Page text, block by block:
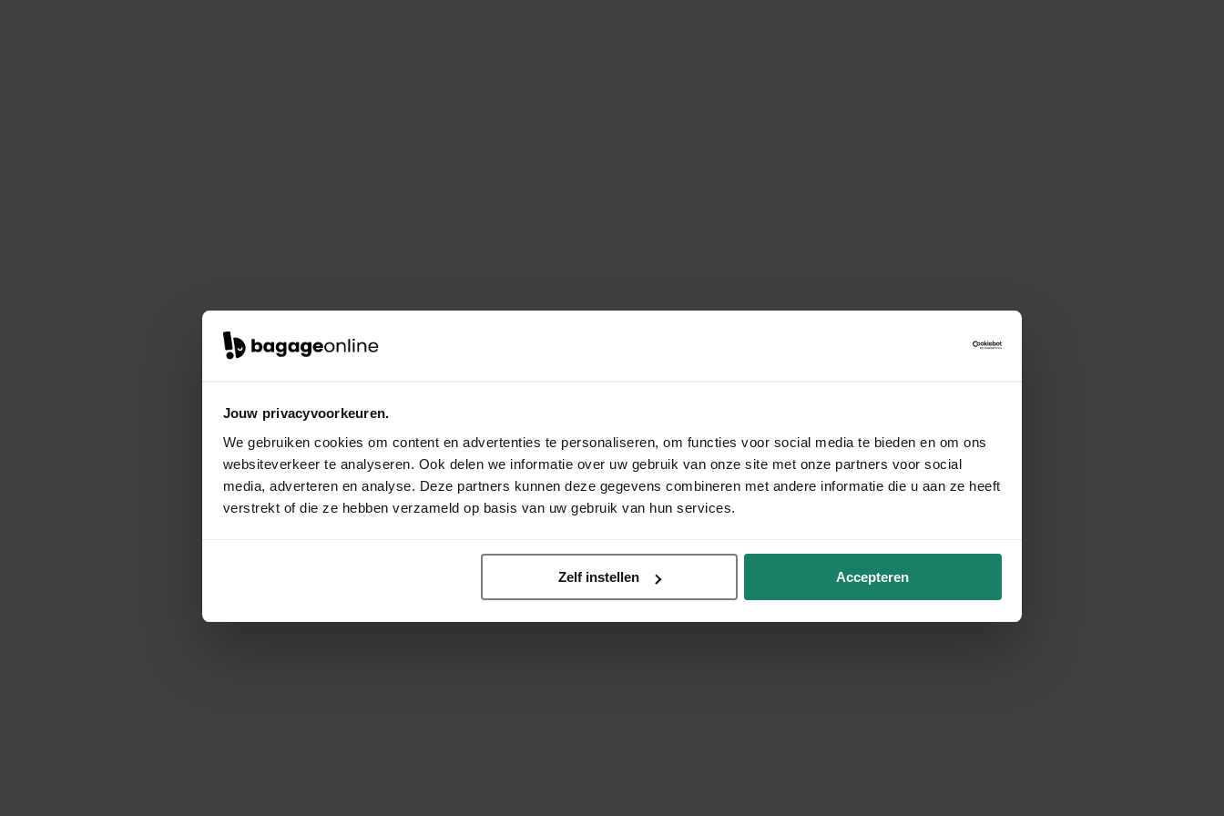
Jouw privacyvoorkeuren.
We gebruiken cookies om content en advertenties te personaliseren, om functies voor social media te bieden en om ons
websiteverkeer te analyseren. Ook delen we informatie over uw gebruik van onze site met onze partners voor social
media, adverteren en analyse. Deze partners kunnen deze gegevens combineren met andere informatie die u aan ze heeft
verstrekt of die ze hebben verzameld op basis van uw gebruik van hun services.
Zelf instellen Accepteren